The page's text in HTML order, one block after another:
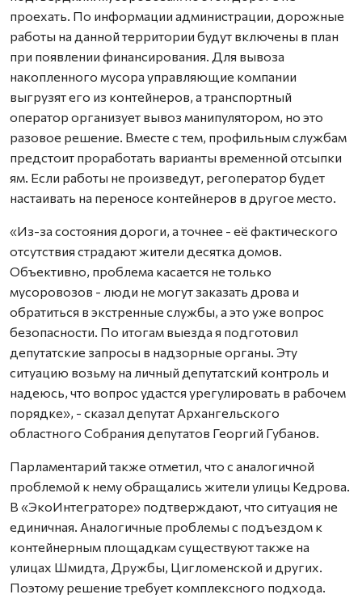
проехать. По информации администрации, дорожные
работы на данной территории будут включены в план
при появлении финансирования. Для вывоза
накопленного мусора управляющие компании
выгрузят его из контейнеров, а транспортный
оператор организует вывоз манипулятором, но это
разовое решение. Вместе с тем, профильным службам
предстоит проработать варианты временной отсыпки
ям. Если работы не произведут, регоператор будет
настаивать на переносе контейнеров в другое место.
«Из-за состояния дороги, а точнее - её фактического
отсутствия страдают жители десятка домов.
Объективно, проблема касается не только
мусоровозов - люди не могут заказать дрова и
обратиться в экстренные службы, а это уже вопрос
безопасности. По итогам выезда я подготовил
депутатские запросы в надзорные органы. Эту
ситуацию возьму на личный депутатский контроль и
надеюсь, что вопрос удастся урегулировать в рабочем
порядке», - сказал депутат Архангельского
областного Собрания депутатов Георгий Губанов.
Парламентарий также отметил, что с аналогичной
проблемой к нему обращались жители улицы Кедрова.
В «ЭкоИнтеграторе» подтверждают, что ситуация не
единичная. Аналогичные проблемы с подъездом к
контейнерным площадкам существуют также на
улицах Шмидта, Дружбы, Цигломенской и других.
Поэтому решение требует комплексного подхода.